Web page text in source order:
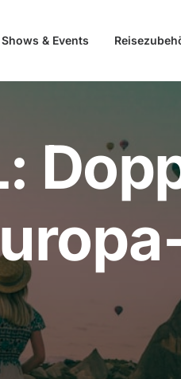
Shows & Events